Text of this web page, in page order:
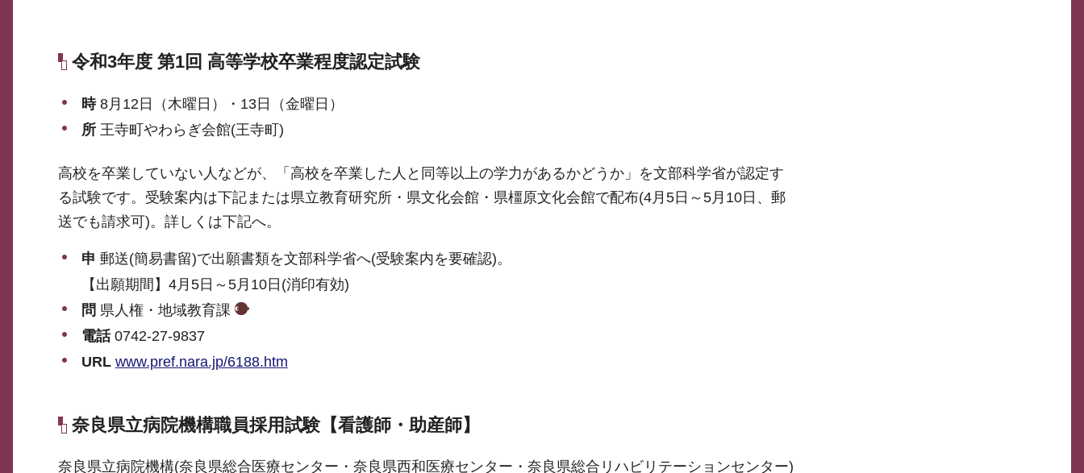
令和3年度 第1回 高等学校卒業程度認定試験
時 8月12日（木曜日）・13日（金曜日）
所 王寺町やわらぎ会館(王寺町)
高校を卒業していない人などが、「高校を卒業した人と同等以上の学力があるかどうか」を文部科学省が認定す
る試験です。受験案内は下記または県立教育研究所・県文化会館・県橿原文化会館で配布(4月5日～5月10日、郵
送でも請求可)。詳しくは下記へ。
申 郵送(簡易書留)で出願書類を文部科学省へ(受験案内を要確認)。
【出願期間】4月5日～5月10日(消印有効)
問 県人権・地域教育課
電話0742-27-9837
URL www.pref.nara.jp/6188.htm
奈良県立病院機構職員採用試験【看護師・助産師】
奈良県立病院機構(奈良県総合医療センター・奈良県西和医療センター・奈良県総合リハビリテーションセンター)